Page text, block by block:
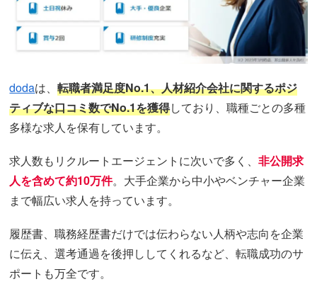
dodaは、転職者満足度No.1、人材紹介会社に関するポジ
ティブな口コミ数でNo.1を獲得しており、職種ごとの多種
多様な求人を保有しています。
求人数もリクルートエージェントに次いで多く、非公開求
人を含めて約10万件。大手企業から中小やベンチャー企業
まで幅広い求人を持っています。
履歴書、職務経歴書だけでは伝わらない人柄や志向を企業
に伝え、選考通過を後押ししてくれるなど、転職成功のサ
ポートも万全です。